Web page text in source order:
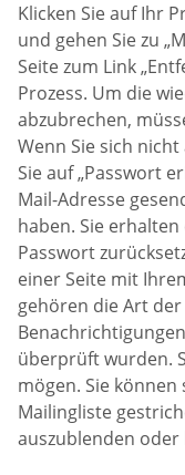
Klicken Sie auf Ihr
und gehen Sie zu
Seite zum Link
Prozess. Um die
abzubrechen,
Wenn Sie sich
Sie auf „Passwort
Mail-Adresse
haben. Sie
Passwort
einer Seite mit
gehören die Art
überprüft wurden.
mögen. Sie
Mailingliste
auszublenden oder